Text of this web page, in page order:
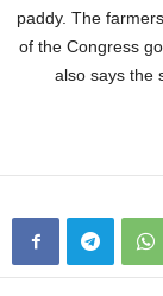
paddy. The
of the Congress
also says the